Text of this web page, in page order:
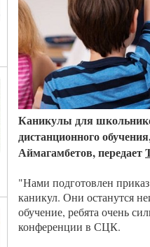
Каникулы для
дистанционного
Аймагамбетов, передает
"Нами подготовлен
каникул. Они останутся
обучение, ребята очень
конференции в СЦК.